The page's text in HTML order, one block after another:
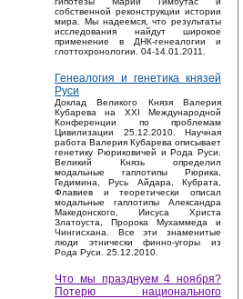
собственной реконструкции истории
мира. Мы надеемся, что результаты
исследования найдут широкое
применение в ДНК-генеалогии и
глоттохронологии. 04-14.01.2011.
Генеалогия и генетика князей
Руси
Доклад Великого Князя Валерия
Кубарева на XXI Международной
Конференции по проблемам
Цивилизации 25.12.2010. Научная
работа Валерия Кубарева описывает
генетику Рюриковичей и Рода Руси.
Великий Князь определил
модальные гаплотипы Рюрика,
Гедимина, Русь Айдара, Кубрата,
Флавиев и теоретически описал
модальные гаплотипы Александра
Македонского, Иисуса Христа
Златоуста, Пророка Мухаммеда и
Чингисхана. Все эти знаменитые
люди этнически финно-угоры из
Рода Руси. 25.12.2010.
Что мы празднуем 4 ноября?
Потерю национального